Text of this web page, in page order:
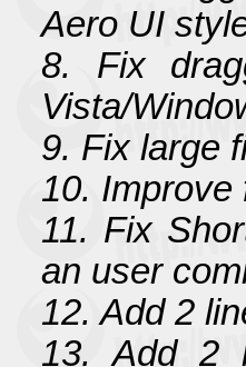
Aero UI
8. Fix
Vista/
9. Fix large
10. Improve
11. Fix
an user
12. Add 2
13. Add 2